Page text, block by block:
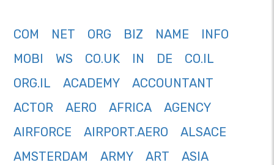
COM NET ORG BIZ NAME
INFO
MOBI
WS CO.UK IN DE
CO.IL
ORG.IL
ACADEMY
ACCOUNTANT
ACTOR
AERO AFRICA
AGENCY
AIRFORCE
AIRPORT.AERO
ALSACE
AMSTERDAM
ARMY ART
ASIA